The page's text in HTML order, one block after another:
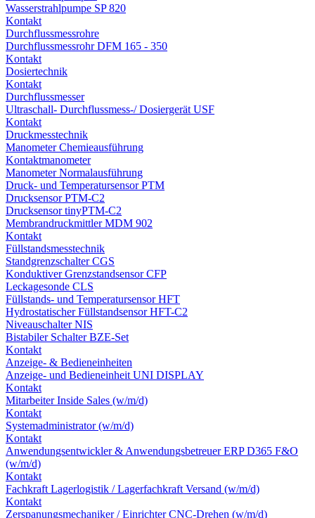
Wasserstrahlpumpe SP 820
Kontakt
Durchflussmessrohre
Durchflussmessrohr DFM 165 - 350
Kontakt
Dosiertechnik
Kontakt
Durchflussmesser
Ultraschall- Durchflussmess-/ Dosiergerät USF
Kontakt
Druckmesstechnik
Manometer Chemieausführung
Kontaktmanometer
Manometer Normalausführung
Druck- und Temperatursensor PTM
Drucksensor PTM-C2
Drucksensor tinyPTM-C2
Membrandruckmittler MDM 902
Kontakt
Füllstandsmesstechnik
Standgrenzschalter CGS
Konduktiver Grenzstandsensor CFP
Leckagesonde CLS
Füllstands- und Temperatursensor HFT
Hydrostatischer Füllstandsensor HFT-C2
Niveauschalter NIS
Bistabiler Schalter BZE-Set
Kontakt
Anzeige- & Bedieneinheiten
Anzeige- und Bedieneinheit UNI DISPLAY
Kontakt
Mitarbeiter Inside Sales (w/m/d)
Kontakt
Systemadministrator (w/m/d)
Kontakt
Anwendungsentwickler & Anwendungsbetreuer ERP D365 F&O
(w/m/d)
Kontakt
Fachkraft Lagerlogistik / Lagerfachkraft Versand (w/m/d)
Kontakt
Zerspanungsmechaniker / Einrichter CNC-Drehen (w/m/d)